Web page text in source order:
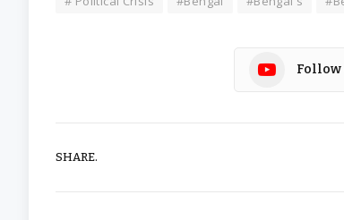
Follow
SHARE.